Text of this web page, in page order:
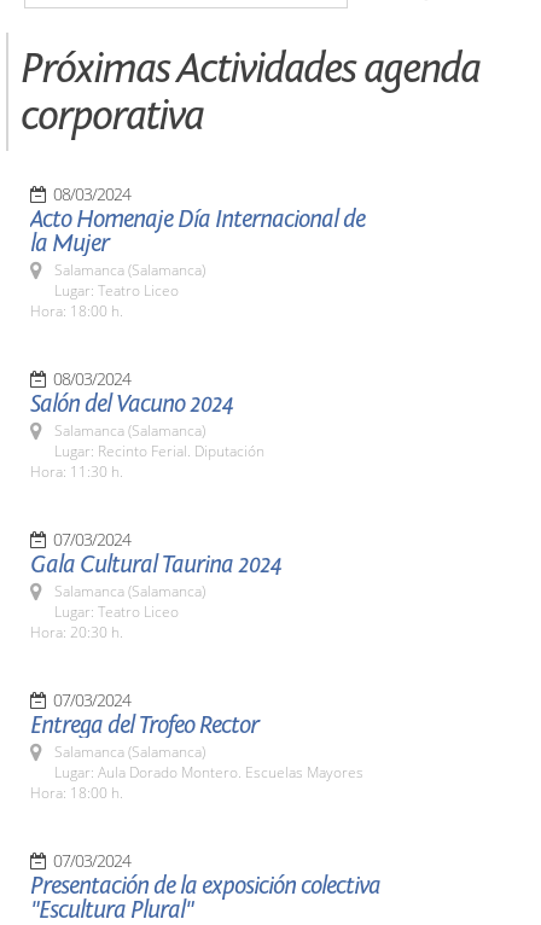
Próximas Actividades agenda
corporativa
08/03/2024
Acto Homenaje Día Internacional de
la Mujer
Salamanca (Salamanca)
Lugar: Teatro Liceo
Hora: 18:00 h.
08/03/2024
Salón del Vacuno 2024
Salamanca (Salamanca)
Lugar: Recinto Ferial. Diputación
Hora: 11:30 h.
07/03/2024
Gala Cultural Taurina 2024
Salamanca (Salamanca)
Lugar: Teatro Liceo
Hora: 20:30 h.
07/03/2024
Entrega del Trofeo Rector
Salamanca (Salamanca)
Lugar: Aula Dorado Montero. Escuelas Mayores
Hora: 18:00 h.
07/03/2024
Presentación de la exposición colectiva
"Escultura Plural"